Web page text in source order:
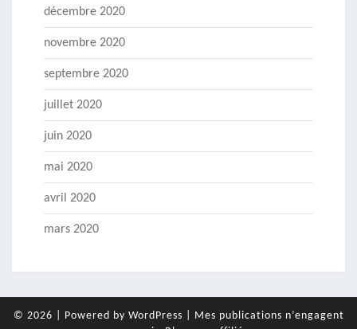
décembre 2020
novembre 2020
septembre 2020
juillet 2020
juin 2020
mai 2020
avril 2020
mars 2020
© 2026 Powered by WordPress
Mes publications n’engagent